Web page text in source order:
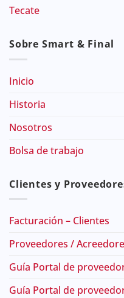
Tecate
Sobre Smart & Final
Inicio
Historia
Nosotros
Bolsa de trabajo
Clientes y
Facturación – Clientes
Proveedores /
Guía Portal de
Guía Portal de